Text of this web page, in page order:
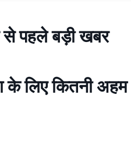
से पहले बड़ी खबर
लिए कितनी अहम